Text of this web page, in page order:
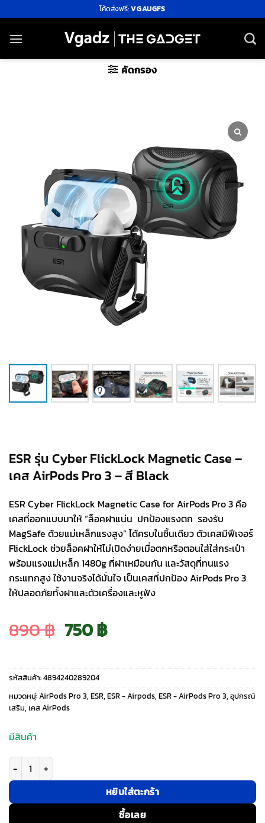
ไป
ยัง
โค้ดส่งฟรี:VGAUGFS
คัดกรอง
ESR รุ่น Cyber FlickLock Magnetic Case –
เคส AirPods Pro 3 – สี Black
ESR Cyber FlickLock Magnetic Case for AirPods Pro 3 คือ
เคสที่ออกแบบมาให้ “ล็อคฝาแน่น ปกป้องแรงตก รองรับ
MagSafe ด้วยแม่เหล็กแรงสูง” ได้ครบในชิ้นเดียว ตัวเคสมีฟีเจอร์
FlickLock ช่วยล็อคฝาให้ไม่เปิดง่ายเมื่อตกหรือตอนใส่ใส่กระเป๋า
พร้อมแรงแม่เหล็ก 1480g ที่ฝาเหมือนกัน และวัสดุที่ทนแรง
กระแทกสูง ใช้งานจริงได้มั่นใจ เป็นเคสที่ปกป้อง AirPods Pro 3
ให้ปลอดภัยทั้งฝาและตัวเครื่องและหูฟัง
890฿ Original
price
was:
750฿Current
price
is:
รหัสสินค้า:4894240289204
หมวดหมู่:AirPods Pro 3, ESR, ESR - Airpods, ESR - AirPods Pro 3, อุปกรณ์
เสริม, เคส AirPods
มีสินค้า
จำนวน ESR รุ่น Cyber FlickLock Magnetic Case - เคส AirPods Pro 3 - สี
หยิบใส่ตะกร้า
ซื้อเลย